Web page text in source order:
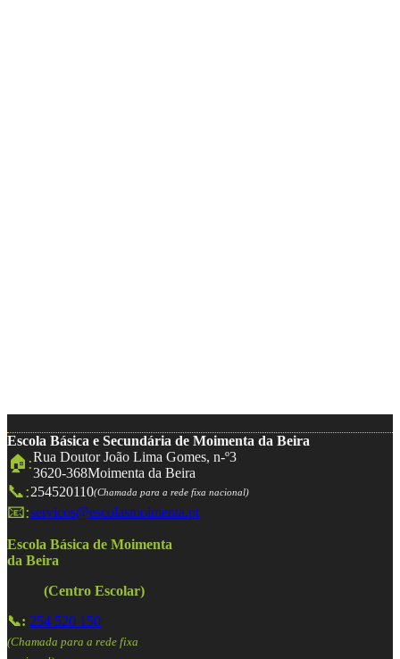
Escola Básica e Secundária de Moimenta da Beira
🏠:Rua Doutor João Lima Gomes, n-º3
3620-368Moimenta da Beira
📞:254520110(Chamada para a rede fixa nacional)
📧:servicos@escolasmoimenta.pt
Escola Básica de Moimenta
da Beira
(Centro Escolar)
📞: 254 520 150
(Chamada para a rede fixa